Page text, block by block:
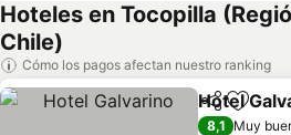
Hoteles en Tocopilla
Chile)
Cómo los pagos afectan nuestro ranking
Compartir
Hotel
8,1 Muy